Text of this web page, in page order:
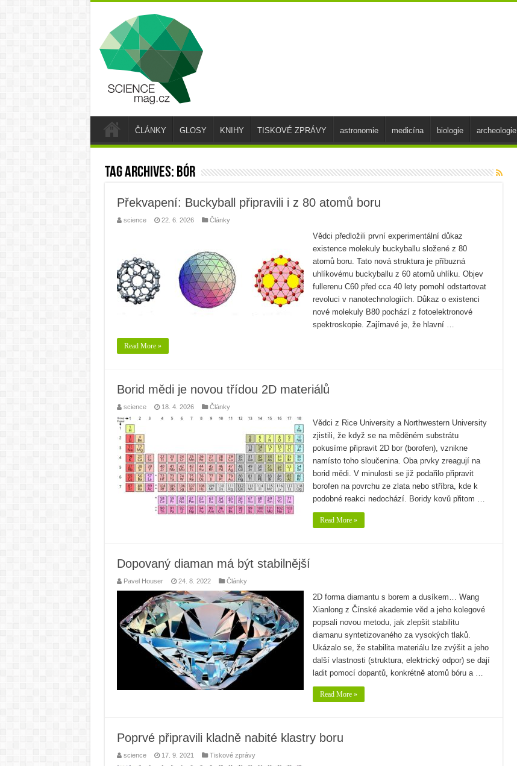
ČLÁNKY GLOSY KNIHY TISKOVÉ ZPRÁVY astronomie medicína biologie archeologie
Tag Archives: bór
Překvapení: Buckyball připravili i z 80 atomů boru
science 22. 6. 2026 Články
Vědci předložili první experimentální důkaz
existence molekuly buckyballu složené z 80
atomů boru. Tato nová struktura je příbuzná
uhlíkovému buckyballu z 60 atomů uhlíku. Objev
fullerenu C60 před cca 40 lety pomohl odstartovat
revoluci v nanotechnologiích. Důkaz o existenci
nové molekuly B80 pochází z fotoelektronové
spektroskopie. Zajímavé je, že hlavní …
Read More »
Borid mědi je novou třídou 2D materiálů
science 18. 4. 2026 Články
Vědci z Rice University a Northwestern University
zjistili, že když se na měděném substrátu
pokusíme připravit 2D bor (borofen), vznikne
namísto toho sloučenina. Oba prvky zreagují na
borid mědi. V minulosti se již podařilo připravit
borofen na povrchu ze zlata nebo stříbra, kde k
podobné reakci nedochází. Boridy kovů přitom …
Read More »
Dopovaný diaman má být stabilnější
Pavel Houser 24. 8. 2022 Články
2D forma diamantu s borem a dusíkem… Wang
Xianlong z Čínské akademie věd a jeho kolegové
popsali novou metodu, jak zlepšit stabilitu
diamanu syntetizovaného za vysokých tlaků.
Ukázalo se, že stabilita materiálu lze zvýšit a jeho
další vlastnosti (struktura, elektrický odpor) se dají
ladit pomocí dopantů, konkrétně atomů bóru a …
Read More »
Poprvé připravili kladně nabité klastry boru
science 17. 9. 2021 Tiskové zprávy